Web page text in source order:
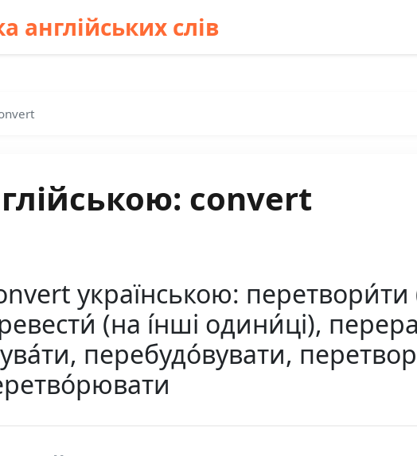
англійських слів
convert
українською:
(на і́нші одини́ці),
перебудо́вувати,